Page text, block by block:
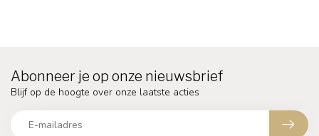
Abonneer je op onze nieuwsbrief
Blijf op de hoogte over onze laatste acties